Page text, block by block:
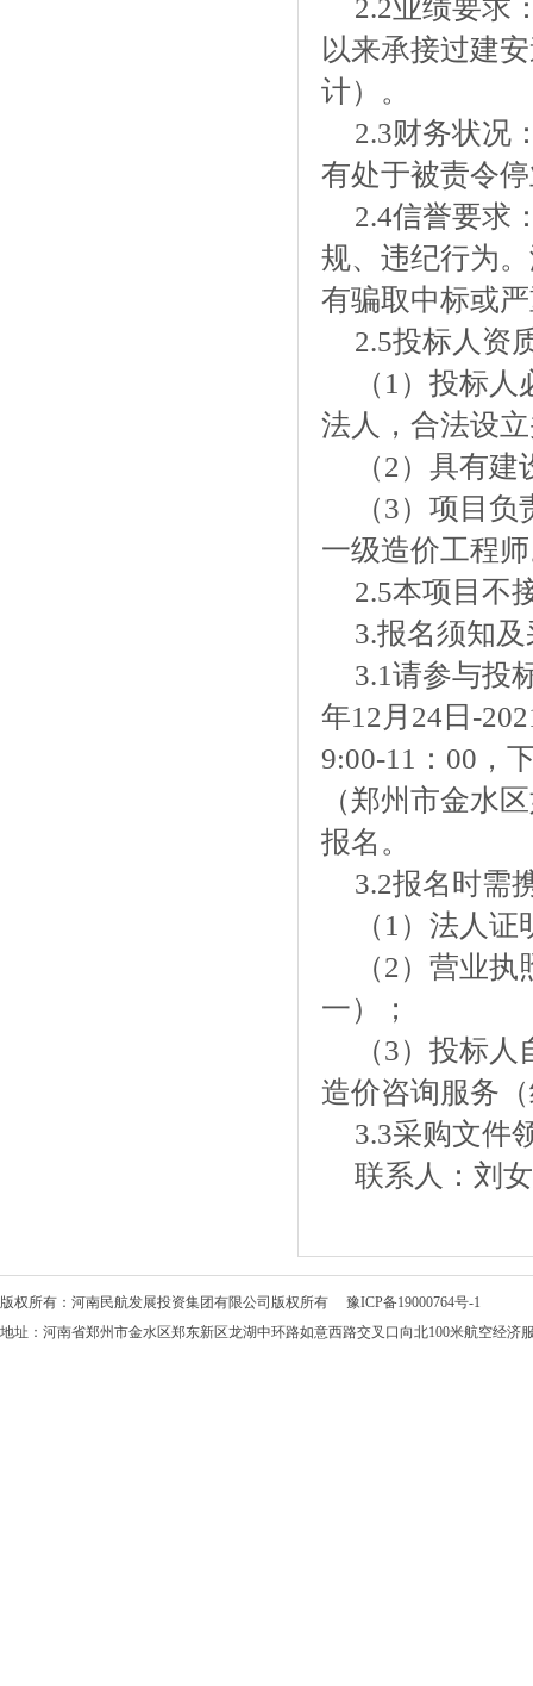
2.2业绩要求
以来承接过建
计）。
2.3财务状况
有处于被责令
2.4信誉要求
规、违纪行为
有骗取中标或
2.5投标人资
（1）投标
法人，合法设
（2）具有
（3）项目
一级造价工程
2.5本项目不
3.报名须知
3.1请参与投
年12月24日-
9:00-11：00，
（郑州市金水
报名。
3.2报名时需
（1）法人
（2）营业
一）；
（3）投标
造价咨询服务
3.3采购文件
联系人：刘
版权所有：河南民航发展投资集团有限公司版权所有 豫ICP备19000764号-1
地址：河南省郑州市金水区郑东新区龙湖中环路如意西路交叉口向北100米航空经济